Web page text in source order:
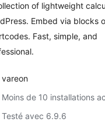
of lightweight
Embed via blocks
Fast, simple, and
vareon
Moins de 10 installations
Testé avec 6.9.6